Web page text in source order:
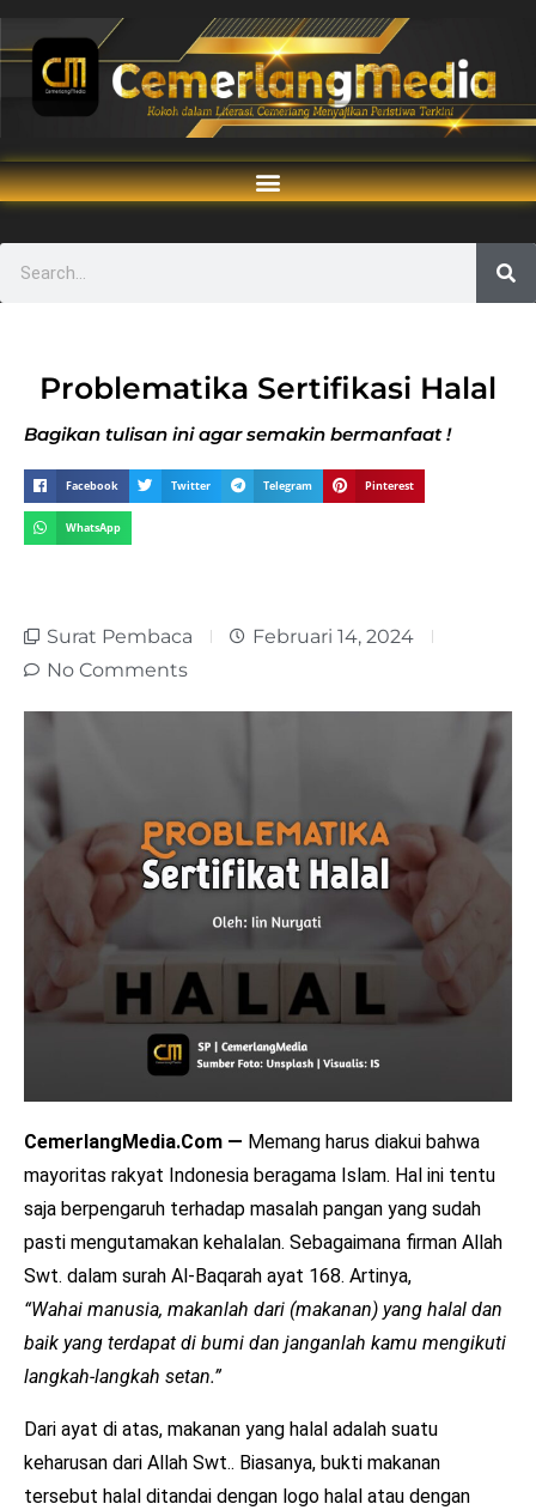
Problematika Sertifikasi Halal
Bagikan tulisan ini agar semakin bermanfaat !
Facebook Twitter Telegram Pinterest
WhatsApp
Surat Pembaca
Februari 14, 2024
No Comments
CemerlangMedia.Com — Memang harus diakui bahwa
mayoritas rakyat Indonesia beragama Islam. Hal ini tentu
saja berpengaruh terhadap masalah pangan yang sudah
pasti mengutamakan kehalalan. Sebagaimana firman Allah
Swt. dalam surah Al-Baqarah ayat 168. Artinya,
“Wahai manusia, makanlah dari (makanan) yang halal dan
baik yang terdapat di bumi dan janganlah kamu mengikuti
langkah-langkah setan.”
Dari ayat di atas, makanan yang halal adalah suatu
keharusan dari Allah Swt.. Biasanya, bukti makanan
tersebut halal ditandai dengan logo halal atau dengan